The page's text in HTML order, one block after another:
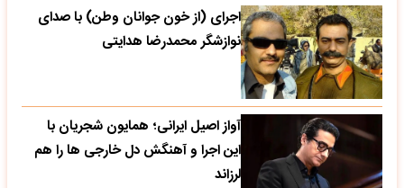
اجرای (از خون جوانان وطن) با صدای
نوازشگر محمدرضا هدایتی
آواز اصیل ایرانی؛ همایون شجریان با
این اجرا و آهنگش دل خارجی ها را هم
لرزاند